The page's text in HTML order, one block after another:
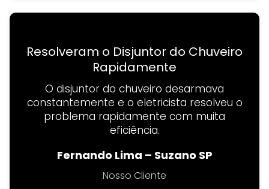
Resolveram o Disjuntor do Chuveiro
Rapidamente
O disjuntor do chuveiro desarmava
constantemente e o eletricista resolveu o
problema rapidamente com muita
eficiência.
Fernando Lima – Suzano SP
Nosso Cliente